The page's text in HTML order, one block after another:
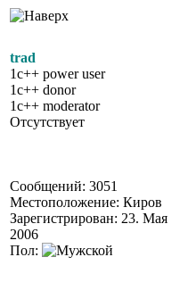
trad
1c++ power user
1c++ donor
1c++ moderator
Отсутствует
Сообщений: 3051
Местоположение: Киров
Зарегистрирован: 23. Мая
2006
Пол: